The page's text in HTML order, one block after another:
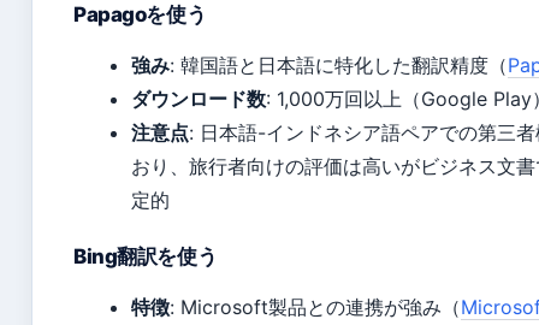
Papagoを使う
強み: 韓国語と日本語に特化した翻訳精度（
ダウンロード数: 1,000万回以上（Google Play
注意点: 日本語-インドネシア語ペアでの第三
おり、旅行者向けの評価は高いがビジネス文
定的
Bing翻訳を使う
特徴: Microsoft製品との連携が強み（